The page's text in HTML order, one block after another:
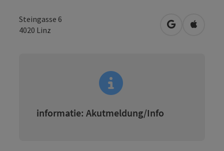
Steingasse 6
4020 Linz Openen in
informatie: Akutmeldung/Info